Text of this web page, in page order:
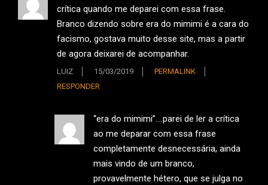
crítica quando me deparei com essa frase.
Branco dizendo sobre era do mimimi é a cara do
facismo, gostava muito desse site, mas a partir
de agora deixarei de acompanhar.
LUIZ 15/03/2019
PERMALINK
RESPONDER
“era do mimimi”….parei de ler a crítica
ao me deparar com essa frase
completamente desnecessária, ainda
mais vindo de um branco,
provavelmente hétero, que se julga no